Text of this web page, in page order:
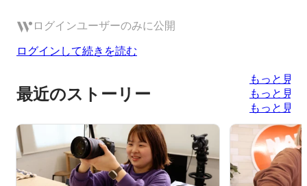
ログインユーザーのみに公開
ログインして続きを読む
最近のストーリー
もっと見る
もっと見る
もっと見る